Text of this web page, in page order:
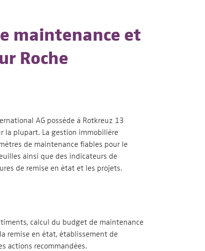
maintenance et
Roche
AG possède à Rotkreuz 13
la plupart. La gestion immobilière
de maintenance fiables pour le
ainsi que des indicateurs de
de remise en état et les projets.
calcul du budget de maintenance
remise en état, établissement de
actions recommandées.